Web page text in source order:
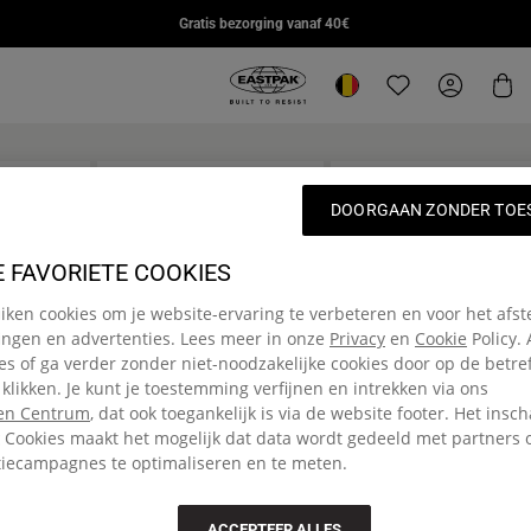
Gratis bezorging vanaf 40€
Eastpak, ga naar de startpagina van
Locatie wijzigen
STUDY BUDDY
€95,00
flessenhouder en laptopvak
BENCHMARK
SINGLE
FAVORIETE COOKIES
cookies om je website-ervaring te verbeteren en voor het
en advertenties. Lees meer in onze Privacy en Cookie Policy.
of ga verder zonder niet-noodzakelijke cookies door op de
Je kunt je toestemming verfijnen en intrekken via ons
Centrum, dat ook toegankelijk is via de website footer. Het
maakt het mogelijk dat data wordt gedeeld met partners
te optimaliseren en te meten.
DOORGAAN ZONDER